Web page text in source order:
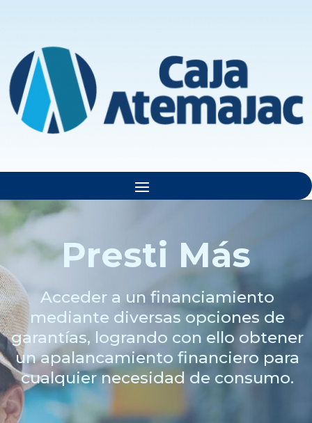
Presti Más
Acceder a un financiamiento
mediante diversas opciones de
garantías, logrando con ello obtener
un apalancamiento financiero para
cualquier necesidad de consumo.